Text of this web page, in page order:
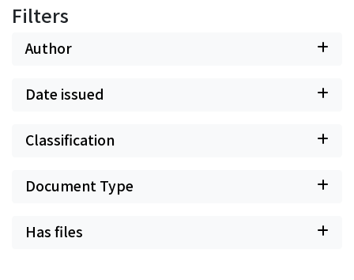
Filters
Author
Date issued
Classification
Document Type
Has files